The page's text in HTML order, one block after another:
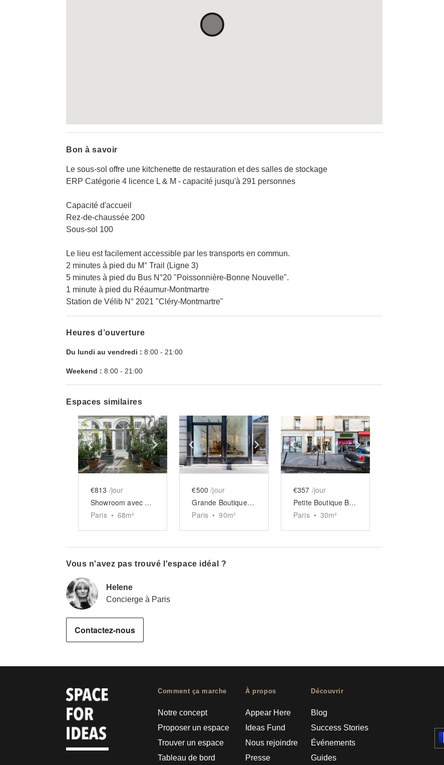
Bon à savoir
Le sous-sol offre une kitchenette de restauration et des salles de stockage
ERP Catégorie 4 licence L & M - capacité jusqu'à 291 personnes
Capacité d'accueil
Rez-de-chaussée 200
Sous-sol 100
Le lieu est facilement accessible par les transports en commun.
2 minutes à pied du M° Trail (Ligne 3)
5 minutes à pied du Bus N°20 "Poissonnière-Bonne Nouvelle".
1 minute à pied du Réaumur-Montmartre
Station de Vélib N° 2021 "Cléry-Montmartre"
Heures d’ouverture
Du lundi au vendredi : 8:00 - 21:00
Weekend : 8:00 - 21:00
Espaces similaires
Show previous slideShow next slide
€813 /jour
Showroom avec mezzanine du Sentier
Paris • 68m²
Show previous slideShow next slide
€500 /jour
Grande Boutique Etienne Marcel
Paris • 90m²
Show previous slideShow next slide
€357 /jour
Petite Boutique Blanche
Paris • 30m²
Vous n'avez pas trouvé l'espace idéal ?
Helene
Concierge à Paris
Contactez-nous
Comment ça marche
Notre concept
Proposer un espace
Trouver un espace
Tableau de bord
À propos
Appear Here
Ideas Fund
Nous rejoindre
Presse
Découvrir
Blog
Success Stories
Événements
Guides